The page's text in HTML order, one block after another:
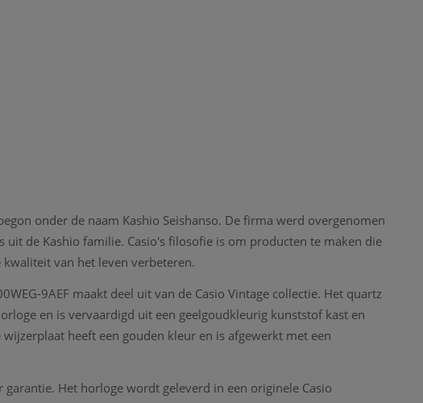
onder de naam Kashio Seishanso. De firma werd overgenomen
de Kashio familie. Casio's filosofie is om producten te maken die
van het leven verbeteren.
9AEF maakt deel uit van de Casio Vintage collectie. Het quartz
en is vervaardigd uit een geelgoudkleurig kunststof kast en
heeft een gouden kleur en is afgewerkt met een
garantie. Het horloge wordt geleverd in een originele Casio